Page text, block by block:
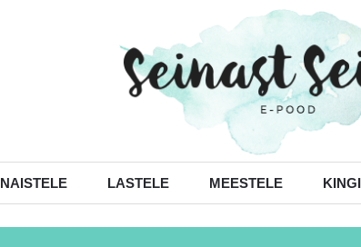
NAISTELE LASTELE MEESTELE